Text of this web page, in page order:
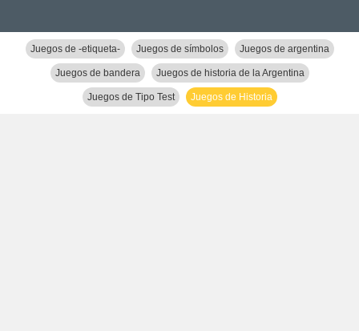
Juegos de -etiqueta- Juegos de símbolos Juegos de argentina
Juegos de bandera Juegos de historia de la Argentina
Juegos de Tipo Test Juegos de Historia